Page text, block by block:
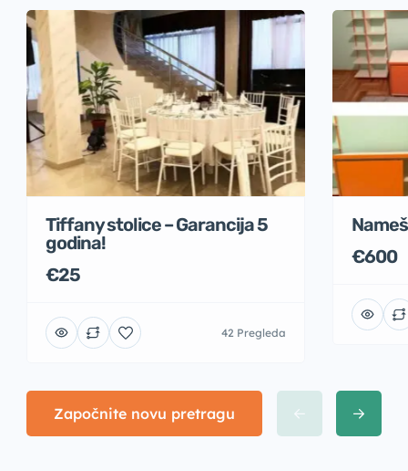
Tiffany stolice – Garancija 5
godina!
€25
42 Pregleda
€600
Započnite novu pretragu